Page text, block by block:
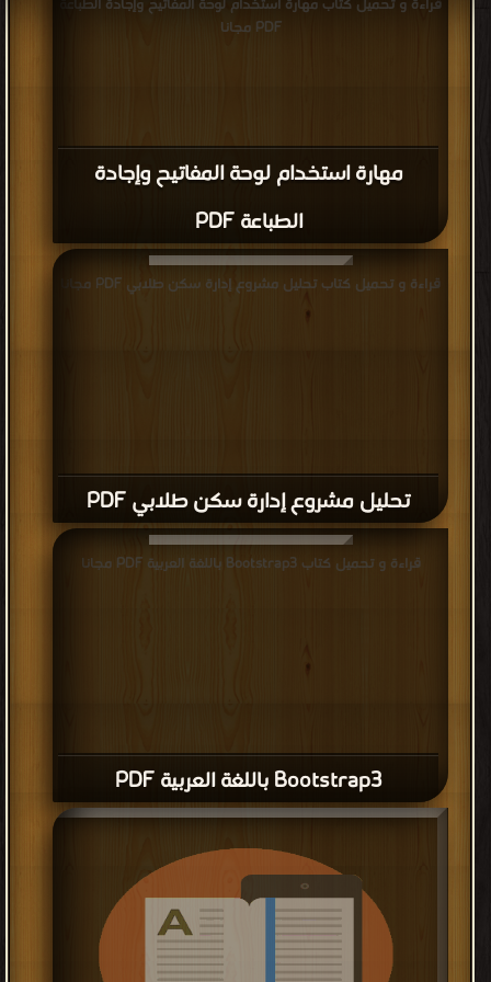
مهارة استخدام لوحة المفاتيح وإجادة
الطباعة PDF
PDF مجانا
تحليل مشروع إدارة سكن طلابي PDF
قراءة و تحميل كتاب تحليل مشروع إدارة سكن طلابي PDF مجانا
Bootstrap3 باللغة العربية PDF
قراءة و تحميل كتاب Bootstrap3 باللغة العربية PDF مجانا